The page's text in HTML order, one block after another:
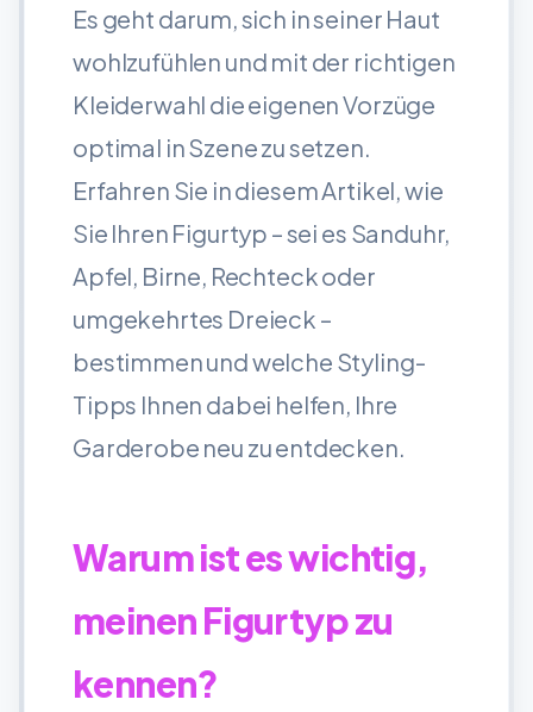
Es geht darum, sich in seiner Haut
wohlzufühlen und mit der richtigen
Kleiderwahl die eigenen Vorzüge
optimal in Szene zu setzen.
Erfahren Sie in diesem Artikel, wie
Sie Ihren Figurtyp – sei es Sanduhr,
Apfel, Birne, Rechteck oder
umgekehrtes Dreieck –
bestimmen und welche Styling-
Tipps Ihnen dabei helfen, Ihre
Garderobe neu zu entdecken.
Warum ist es wichtig,
meinen Figurtyp zu
kennen?